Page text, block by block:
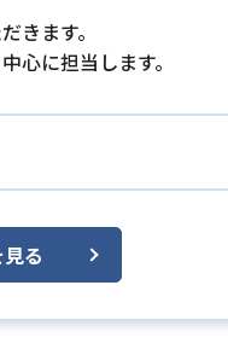
きます。
心に担当します。
る